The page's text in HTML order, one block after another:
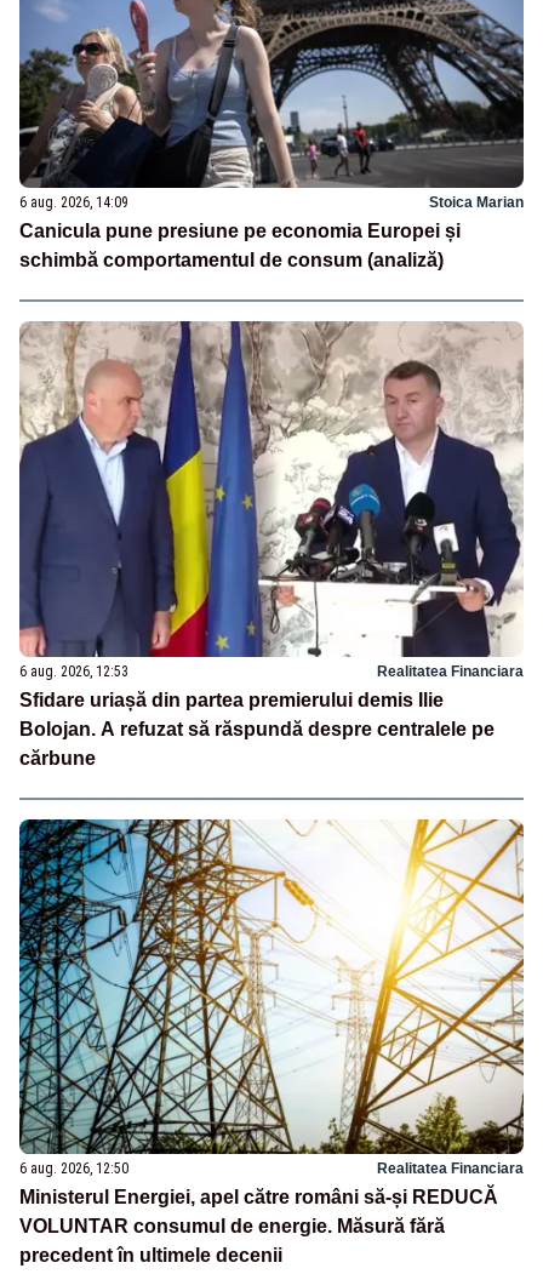
6 aug. 2026, 14:09 Stoica Marian
Canicula pune presiune pe economia Europei și
schimbă comportamentul de consum (analiză)
6 aug. 2026, 12:53 Realitatea Financiara
Sfidare uriașă din partea premierului demis Ilie
Bolojan. A refuzat să răspundă despre centralele pe
cărbune
6 aug. 2026, 12:50 Realitatea Financiara
Ministerul Energiei, apel către români să-și REDUCĂ
VOLUNTAR consumul de energie. Măsură fără
precedent în ultimele decenii